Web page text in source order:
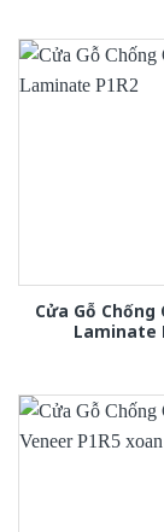
Cửa Gỗ Chống
Laminate